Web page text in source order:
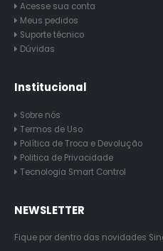
Acesse sua conta
Meus pedidos
Suporte técnico
Dúvidas
Institucional
Sobre nós
Termos de Uso
Política de Troca e Devolução
Politica de Privacidade
Tecnologia Smart Control
NEWSLETTER
Fique por dentro das novidades